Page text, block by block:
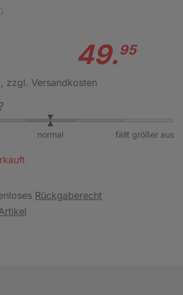
49.95
, zzgl. Versandkosten
fällt größer aus
normal
Rückgaberecht